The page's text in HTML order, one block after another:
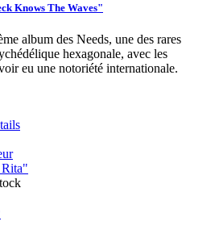
Knows The Waves"
album des Needs, une des rares
hexagonale, avec les
eu une notoriété internationale.